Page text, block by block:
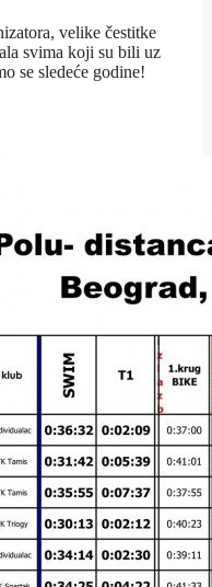
velike čestitke
svima koji su bili uz
se sledeće godine!